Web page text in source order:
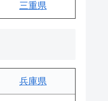
三重県
兵庫県